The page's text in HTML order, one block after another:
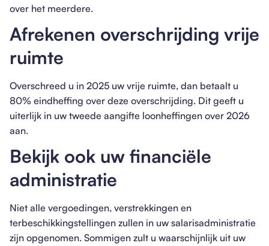
over het meerdere.
Afrekenen overschrijding vrije
ruimte
Overschreed u in 2025 uw vrije ruimte, dan betaalt u
80% eindheffing over deze overschrijding. Dit geeft u
uiterlijk in uw tweede aangifte loonheffingen over 2026
aan.
Bekijk ook uw financiële
administratie
Niet alle vergoedingen, verstrekkingen en
terbeschikkingstellingen zullen in uw salarisadministratie
zijn opgenomen. Sommigen zult u waarschijnlijk uit uw